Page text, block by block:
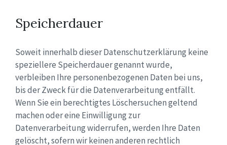
Speicherdauer
Soweit innerhalb dieser Datenschutzerklärung keine
speziellere Speicherdauer genannt wurde,
verbleiben Ihre personenbezogenen Daten bei uns,
bis der Zweck für die Datenverarbeitung entfällt.
Wenn Sie ein berechtigtes Löschersuchen geltend
machen oder eine Einwilligung zur
Datenverarbeitung widerrufen, werden Ihre Daten
gelöscht, sofern wir keinen anderen rechtlich